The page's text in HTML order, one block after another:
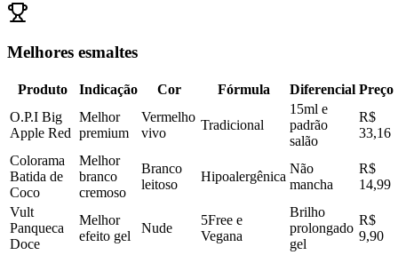
Melhores esmaltes
Produto Indicação Cor Fórmula Diferencial Preço
O.P.I Big
Apple Red
Melhor
premium
Vermelho
vivo
Tradicional
15ml e
padrão
salão
R$
33,16
Colorama
Batida de
Coco
Melhor
branco
cremoso
Branco
leitoso
Hipoalergênica
Não
mancha
R$
14,99
Vult
Panqueca
Doce
Melhor
efeito gel
Nude
5Free e
Vegana
Brilho
prolongado
gel
R$
9,90